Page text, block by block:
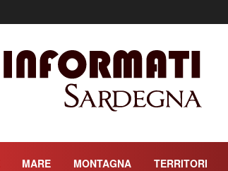
MARE MONTAGNA TERRITORI